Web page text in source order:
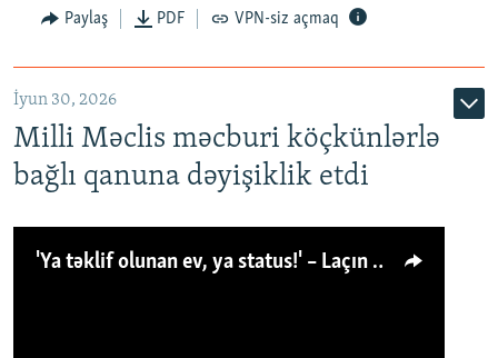
Paylaş PDF VPN-siz açmaq
İyun 30, 2026
Milli Məclis məcburi köçkünlərlə
bağlı qanuna dəyişiklik etdi
'Ya təklif olunan ev, ya status!' – Laçın köçkünü: 'Laçından başqa heç hara!'